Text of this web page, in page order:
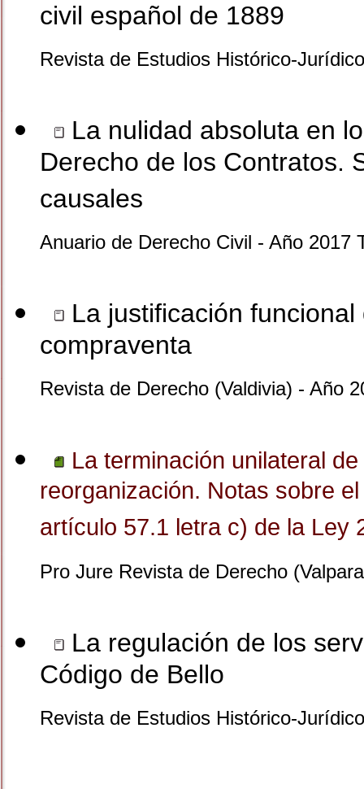
civil español de 1889
Revista de Estudios Histórico-
La nulidad absoluta en
Derecho de los Contratos.
causales
Anuario de Derecho Civil - Año 2017
La justificación
compraventa
Revista de Derecho (Valdivia) - Año
La terminación unilateral
reorganización. Notas sobre
artículo 57.1 letra c) de la Ley
Pro Jure Revista de Derecho
La regulación de los
Código de Bello
Revista de Estudios Histórico-